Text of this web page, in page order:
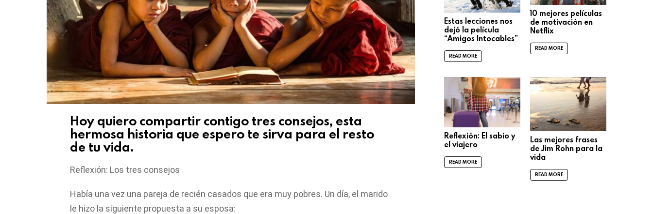
Hoy quiero compartir contigo tres consejos, esta
hermosa historia que espero te sirva para el resto
de tu vida.
Reflexión: Los tres consejos
Había una vez una pareja de recién casados que era muy pobres. Un día, el marido
le hizo la siguiente propuesta a su esposa:
Estas lecciones nos
dejó la película
“Amigos Intocables”
READ MORE
10 mejores películas
de motivación en
Netflix
READ MORE
Reflexión: El sabio y
el viajero
READ MORE
Las mejores frases
de Jim Rohn para la
vida
READ MORE